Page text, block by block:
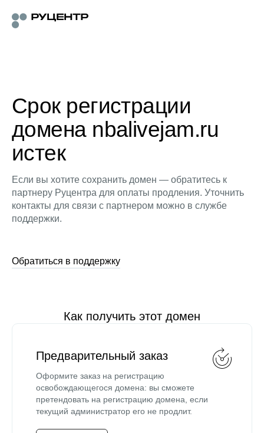
Срок регистрации
домена nbalivejam.ru
истек
Если вы хотите сохранить домен — обратитесь к
партнеру Руцентра для оплаты продления. Уточнить
контакты для связи с партнером можно в службе
поддержки.
Обратиться в поддержку
Как получить этот домен
Предварительный заказ
Оформите заказ на регистрацию
освобождающегося домена: вы сможете
претендовать на регистрацию домена, если
текущий администратор его не продлит.